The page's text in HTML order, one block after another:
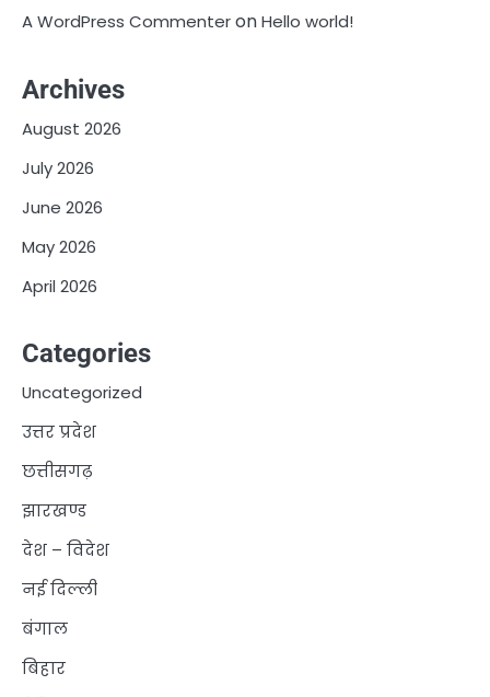
A WordPress CommenteronHello world!
Archives
August 2026
July 2026
June 2026
May 2026
April 2026
Categories
Uncategorized
उत्तर प्रदेश
छत्तीसगढ़
झारखण्ड
देश – विदेश
नई दिल्ली
बंगाल
बिहार